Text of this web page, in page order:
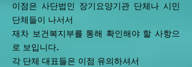
이점은 사단법인 장기요양기관 단체나 시민
단체들이 나서서
재차 보건복지부를 통해 확인해야 할 사항으
로 보입니다.
각 단체 대표들은 이점 유의하셔서